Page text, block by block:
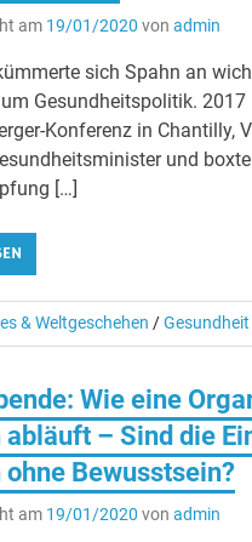
am 19/01/2020 von admin
sich Spahn an
Gesundheitspolitik. 2017
Konferenz in Chantilly,
und
[…]
& Weltgeschehen /Gesundheit
Wie eine
– Sind die
Bewusstsein?
am 19/01/2020 von admin